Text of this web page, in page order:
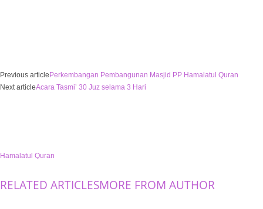
Previous articlePerkembangan Pembangunan Masjid PP Hamalatul Quran
Next articleAcara Tasmi’ 30 Juz selama 3 Hari
Hamalatul Quran
RELATED ARTICLESMORE FROM AUTHOR